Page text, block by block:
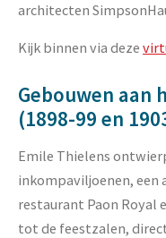
architecten
Kijk binnen via deze
Gebouwen aan
(1898-99 en
Emile Thielens
inkompaviljoenen, een
restaurant Paon Royal
tot de feestzalen,